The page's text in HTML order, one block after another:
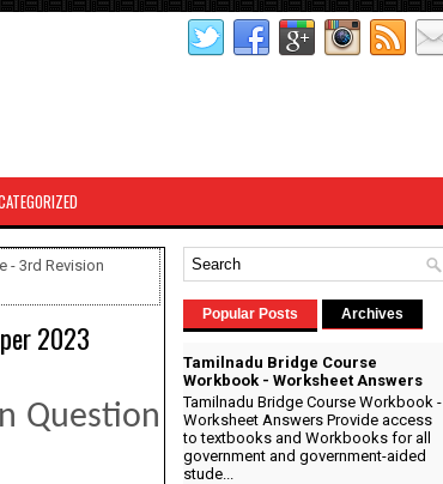
- 3rd Revision
2023
Question
Popular Posts Archives
Tamilnadu Bridge Course
Workbook - Worksheet Answers
Tamilnadu Bridge Course Workbook -
Worksheet Answers Provide access
to textbooks and Workbooks for all
government and government-aided
stude...